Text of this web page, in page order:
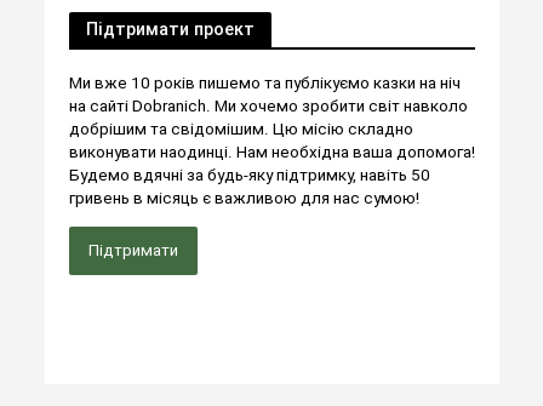
Підтримати проект
Ми вже 10 років пишемо та публікуємо казки на ніч
на сайті Dobranich. Ми хочемо зробити світ навколо
добрішим та свідомішим. Цю місію складно
виконувати наодинці. Нам необхідна ваша допомога!
Будемо вдячні за будь-яку підтримку, навіть 50
гривень в місяць є важливою для нас сумою!
Підтримати